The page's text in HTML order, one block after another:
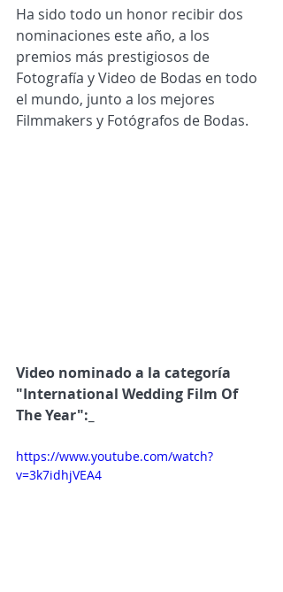
Ha sido todo un honor recibir dos
nominaciones este año, a los
premios más prestigiosos de
Fotografía y Video de Bodas en todo
el mundo, junto a los mejores
Filmmakers y Fotógrafos de Bodas.
Video nominado a la categoría
"International Wedding Film Of
The Year":_
https://www.youtube.com/watch?
v=3k7idhjVEA4